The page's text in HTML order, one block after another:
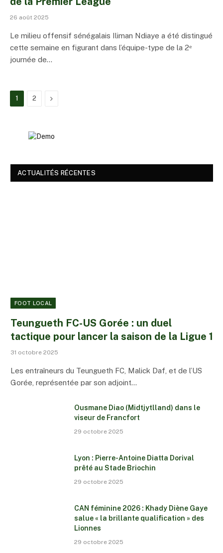
26 août 2025
Le milieu offensif sénégalais Iliman Ndiaye a été distingué
cette semaine en figurant dans l’équipe-type de la 2ᵉ
journée de…
1 2 Suivant
ACTUALITÉS RÉCENTES
FOOT LOCAL
Teungueth FC-US Gorée : un duel
tactique pour lancer la saison de la Ligue 1
31 octobre 2025
Les entraîneurs du Teungueth FC, Malick Daf, et de l’US
Gorée, représentée par son adjoint…
Ousmane Diao (Midtjytlland) dans le
viseur de Francfort
29 octobre 2025
Lyon : Pierre-Antoine Diatta Dorival
prêté au Stade Briochin
29 octobre 2025
CAN féminine 2026 : Khady Diène Gaye
salue « la brillante qualification » des
Lionnes
29 octobre 2025